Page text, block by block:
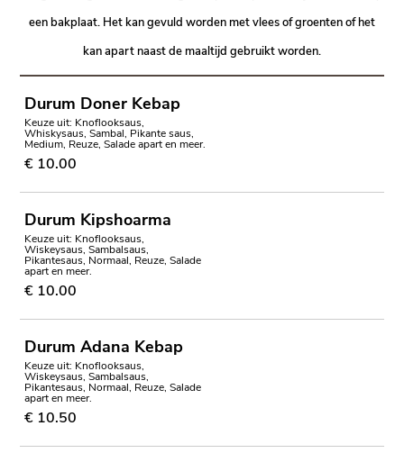
een bakplaat. Het kan gevuld worden met vlees of groenten of het
kan apart naast de maaltijd gebruikt worden.
Durum Doner Kebap
Keuze uit: Knoflooksaus,
Whiskysaus, Sambal, Pikante saus,
Medium, Reuze, Salade apart en meer.
€ 10.00
Durum Kipshoarma
Keuze uit: Knoflooksaus,
Wiskeysaus, Sambalsaus,
Pikantesaus, Normaal, Reuze, Salade
apart en meer.
€ 10.00
Durum Adana Kebap
Keuze uit: Knoflooksaus,
Wiskeysaus, Sambalsaus,
Pikantesaus, Normaal, Reuze, Salade
apart en meer.
€ 10.50